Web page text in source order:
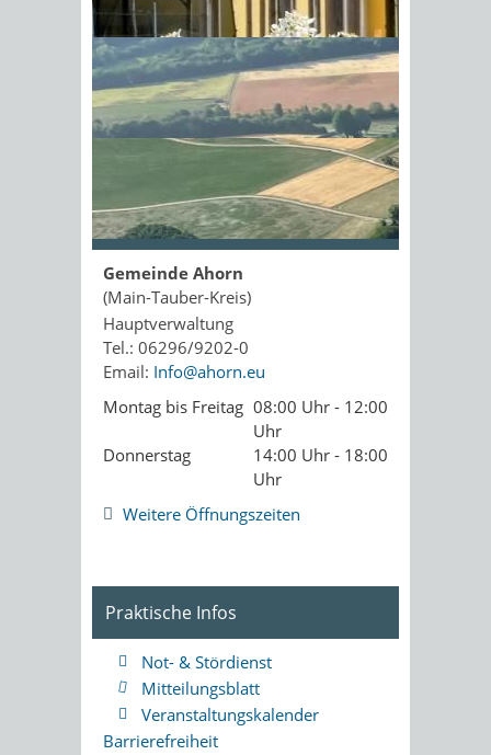
Sonnenschein am Morgen im
Ahornwald
Kopie an Absender
Seite drucken
PDF drucken
Öffnungszeiten
Gemeinde Ahorn
(Main-Tauber-Kreis)
Hauptverwaltung
Tel.: 06296/9202-0
Email: Info@ahorn.eu
Montag bis Freitag 08:00 Uhr - 12:00
Uhr
Donnerstag
14:00 Uhr - 18:00
Uhr
Weitere Öffnungszeiten
Praktische Infos
Not- & Stördienst
Mitteilungsblatt
Veranstaltungskalender
Barrierefreiheit